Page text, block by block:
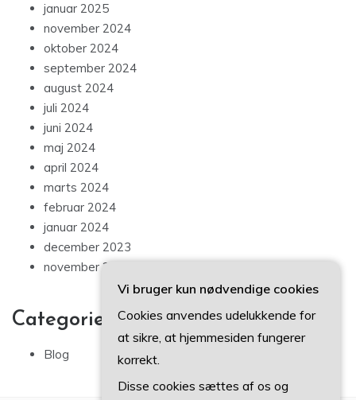
januar 2025
november 2024
oktober 2024
september 2024
august 2024
juli 2024
juni 2024
maj 2024
april 2024
marts 2024
februar 2024
januar 2024
december 2023
november 2023
Categories
Blog
Vi bruger kun nødvendige cookies
Cookies anvendes udelukkende for
at sikre, at hjemmesiden fungerer
korrekt.
Disse cookies sættes af os og